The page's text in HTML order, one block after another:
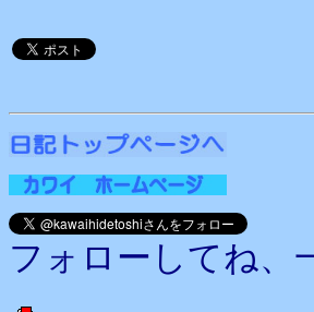
フォローしてね、